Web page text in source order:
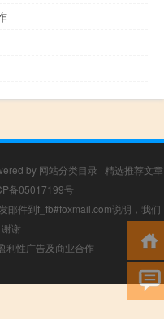
by 网站分类目录 | 精选推荐文章
备05017199号
邮件到f_fb#foxmail.com说明，我们
谢
利性广告及商业合作